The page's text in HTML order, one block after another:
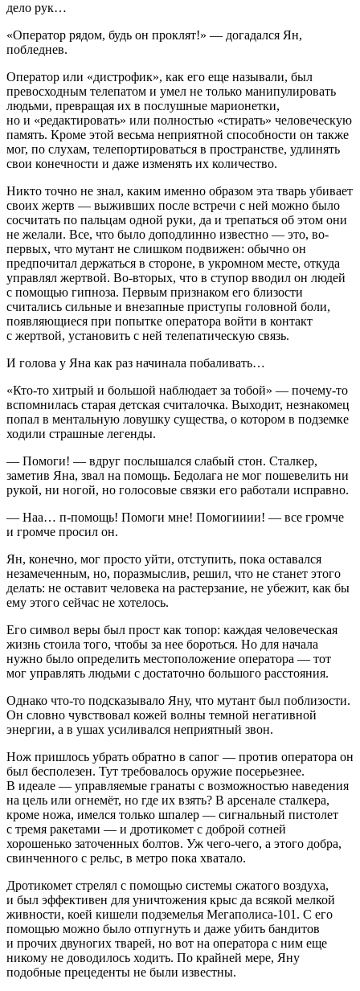
дело рук…
«Оператор рядом, будь он проклят!» — догадался Ян,
побледнев.
Оператор или «дистрофик», как его еще называли, был
превосходным телепатом и умел не только манипулировать
людьми, превращая их в послушные марионетки,
но и «редактировать» или полностью «стирать» человеческую
память. Кроме этой весьма неприятной способности он также
мог, по слухам, телепортироваться в пространстве, удлинять
свои конечности и даже изменять их количество.
Никто точно не знал, каким именно образом эта тварь убивает
своих жертв — выживших после встречи с ней можно было
сосчитать по пальцам одной руки, да и трепаться об этом они
не желали. Все, что было доподлинно известно — это, во-
первых, что мутант не слишком подвижен: обычно он
предпочитал держаться в стороне, в укромном месте, откуда
управлял жертвой. Во-вторых, что в ступор вводил он людей
с помощью гипноза. Первым признаком его близости
считались сильные и внезапные приступы головной боли,
появляющиеся при попытке оператора войти в контакт
с жертвой, установить с ней телепатическую связь.
И голова у Яна как раз начинала побаливать…
«Кто-то хитрый и большой наблюдает за тобой» — почему-то
вспомнилась старая детская считалочка. Выходит, незнакомец
попал в ментальную ловушку существа, о котором в подземке
ходили страшные легенды.
— Помоги! — вдруг послышался слабый стон. Сталкер,
заметив Яна, звал на помощь. Бедолага не мог пошевелить ни
рукой, ни ногой, но голосовые связки его работали исправно.
— Наа… п-помощь! Помоги мне! Помогииии! — все громче
и громче просил он.
Ян, конечно, мог просто уйти, отступить, пока оставался
незамеченным, но, поразмыслив, решил, что не станет этого
делать: не оставит человека на растерзание, не убежит, как бы
ему этого сейчас не хотелось.
Его символ веры был прост как топор: каждая человеческая
жизнь стоила того, чтобы за нее бороться. Но для начала
нужно было определить местоположение оператора — тот
мог управлять людьми с достаточно большого расстояния.
Однако что-то подсказывало Яну, что мутант был поблизости.
Он словно чувствовал кожей волны темной негативной
энергии, а в ушах усиливался неприятный звон.
Нож пришлось убрать обратно в сапог — против оператора он
был бесполезен. Тут требовалось оружие посерьезнее.
В идеале — управляемые гранаты с возможностью наведения
на цель или огнемёт, но где их взять? В арсенале сталкера,
кроме ножа, имелся только шпалер — сигнальный пистолет
с тремя ракетами — и дротикомет с доброй сотней
хорошенько заточенных болтов. Уж чего-чего, а этого добра,
свинченного с рельс, в метро пока хватало.
Дротикомет стрелял с помощью системы сжатого воздуха,
и был эффективен для уничтожения крыс да всякой мелкой
живности, коей кишели подземелья Мегаполиса-101. С его
помощью можно было отпугнуть и даже убить бандитов
и прочих двуногих тварей, но вот на оператора с ним еще
никому не доводилось ходить. По крайней мере, Яну
подобные прецеденты не были известны.